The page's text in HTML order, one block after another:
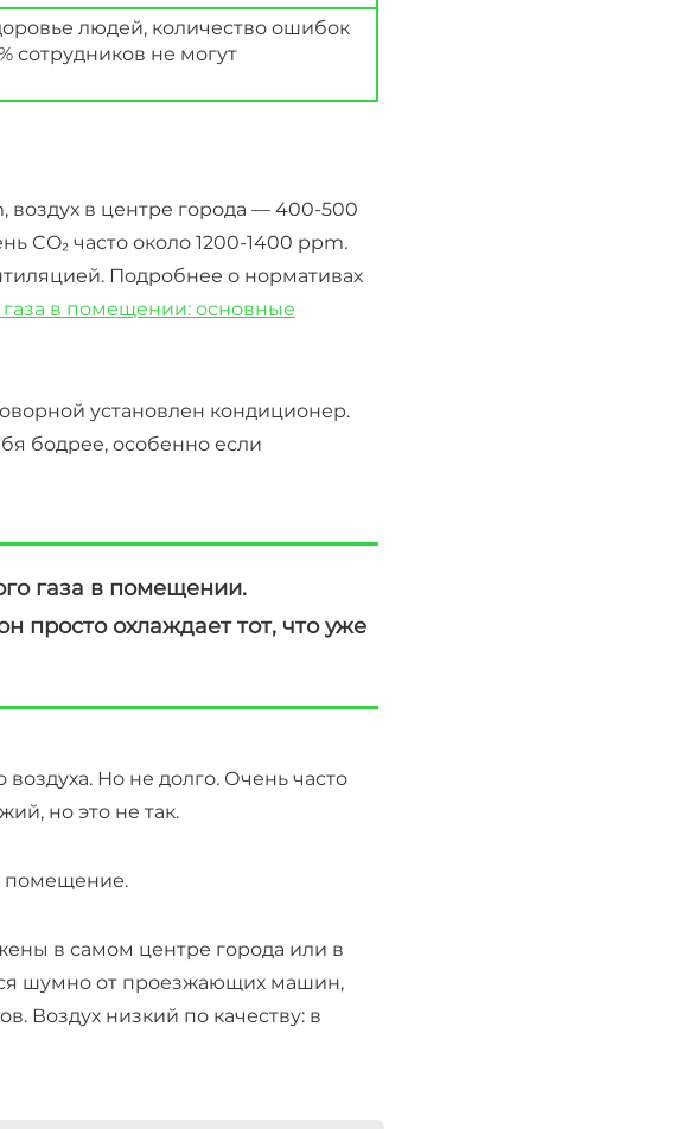
людей, количество ошибок
сотрудников не могут
в центре города — 400-500
CO₂ часто около 1200-1400 ppm.
Подробнее о нормативах
в помещении: основные
установлен кондиционер.
бодрее, особенно если
газа в помещении.
просто охлаждает тот, что уже
воздуха. Но не долго. Очень часто
но это не так.
помещение.
в самом центре города или в
шумно от проезжающих машин,
Воздух низкий по качеству: в